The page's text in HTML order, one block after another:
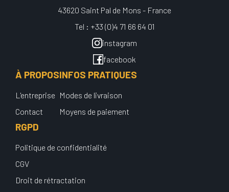
43620 Saint Pal de Mons - France
Tel : +33 (0)4 71 66 64 01
instagram
facebook
À PROPOS
L'entreprise
Contact
INFOS PRATIQUES
Modes de livraison
Moyens de paiement
RGPD
Politique de confidentialité
CGV
Droit de rétractation